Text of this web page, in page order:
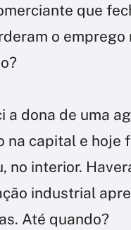
que
o
a dona de uma
na capital e hoje
no interior.
industrial
Até quando?